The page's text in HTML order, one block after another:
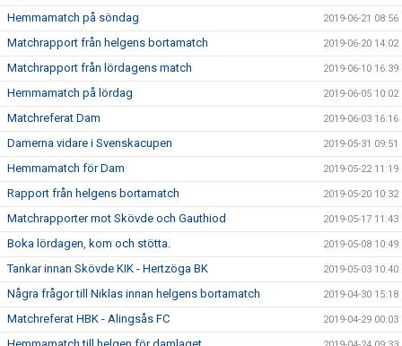
Hemmamatch på söndag 2019-06-21 08:56
Matchrapport från helgens bortamatch 2019-06-20 14:02
Matchrapport från lördagens match 2019-06-10 16:39
Hemmamatch på lördag 2019-06-05 10:02
Matchreferat Dam 2019-06-03 16:16
Damerna vidare i Svenskacupen 2019-05-31 09:51
Hemmamatch för Dam 2019-05-22 11:19
Rapport från helgens bortamatch 2019-05-20 10:32
Matchrapporter mot Skövde och Gauthiod 2019-05-17 11:43
Boka lördagen, kom och stötta. 2019-05-08 10:49
Tankar innan Skövde KIK - Hertzöga BK 2019-05-03 10:40
Några frågor till Niklas innan helgens bortamatch 2019-04-30 15:18
Matchreferat HBK - Alingsås FC 2019-04-29 00:03